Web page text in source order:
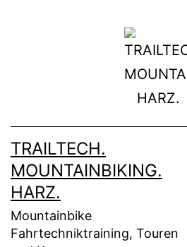
TRAILTECH.
MOUNTAINBIKING.
HARZ.
Mountainbike
Fahrtechniktraining, Touren